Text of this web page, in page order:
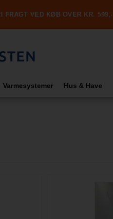
FRAGT VED KØB OVER KR. 599,-
Varmesystemer Hus & Have